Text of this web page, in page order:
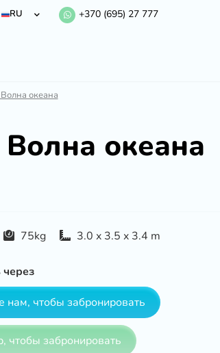
RU +370 (695) 27 777
океана
Волна океана
75kg 3.0 x 3.5 x 3.4 m
нам, чтобы забронировать
чтобы забронировать